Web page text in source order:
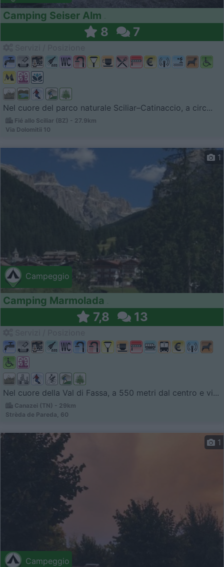
Camping Seiser Alm
8 7
Nel cuore del parco naturale Sciliar–Catinaccio, a circ...
Fié allo Sciliar (BZ) - 27.9km
Via Dolomitii 10
Campeggio
1
Camping Marmolada
7,8 13
Nel cuore della Val di Fassa, a 550 metri dal centro e vi...
Canazei (TN) - 29km
Strèda de Pareda, 60
Campeggio
1